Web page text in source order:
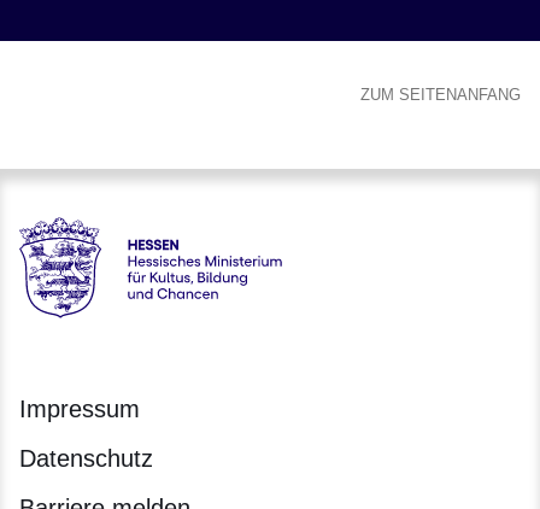
ZUM SEITENANFANG
Hessen - Hessisches Ministerium für Kultus, Bildung und
Impressum
Datenschutz